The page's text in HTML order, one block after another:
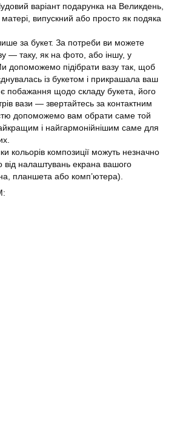
варіант подарунка на Великдень,
випускний або просто як подяка
за букет. За потреби ви можете
— таку, як на фото, або іншу, у
допоможемо підібрати вазу так, щоб
із букетом і прикрашала ваш
є побажання щодо складу букета, його
вази — звертайтесь за контактним
допоможемо вам обрати саме той
і найгармонійнішим саме для
кольорів композиції можуть незначно
від налаштувань екрана вашого
планшета або комп’ютера).